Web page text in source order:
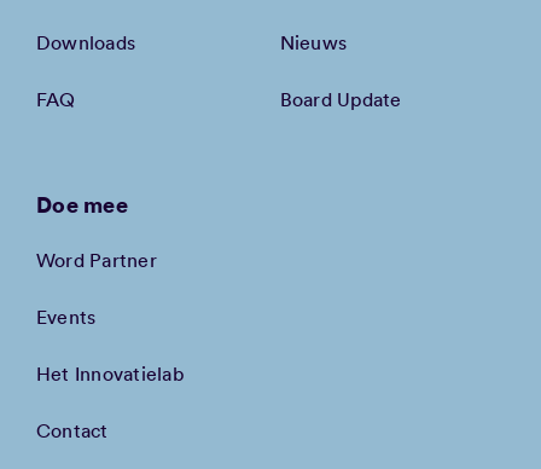
Downloads
FAQ
Nieuws
Board Update
Doe mee
Word Partner
Events
Het Innovatielab
Contact